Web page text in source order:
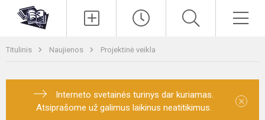
Titulinis Naujienos Projektinė veikla
Interneto svetainės turinys dar kuriamas.
Atsiprašome už galimus laikinus neatitikimus.
×